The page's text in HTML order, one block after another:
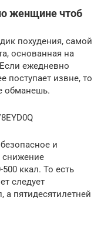
женщине чтоб
похудения, самой
основанная на
ежедневно
поступает извне, то
обманешь.
и
снижение
ккал. То есть
следует
а пятидесятилетней